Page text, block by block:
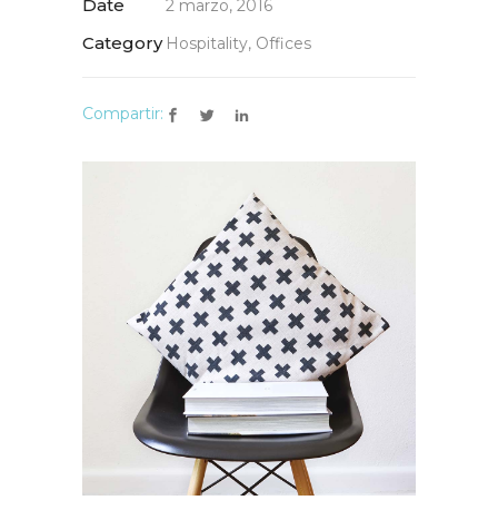
Date 2 marzo, 2016
Category Hospitality, Offices
Compartir: